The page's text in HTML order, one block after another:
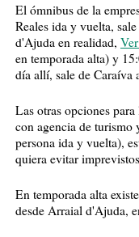
El ómnibus de la
Reales ida y vuelta,
d'Ajuda en realidad,
en temporada alta) y
día allí, sale de Caraíva
Las otras opciones
con agencia de turismo
persona ida y vuelta),
quiera evitar
En temporada alta
desde Arraial d'Ajuda,